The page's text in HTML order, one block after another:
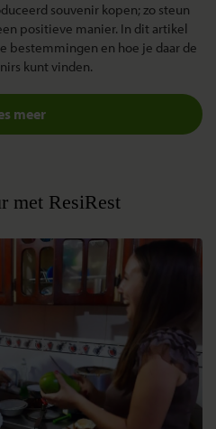
souvenir kopen; zo steun
positieve manier. In dit artikel
bestemmingen en hoe je daar de
kunt vinden.
meer
met ResiRest